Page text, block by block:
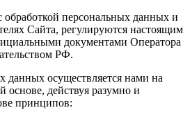
персональных данных и
Сайта, регулируются настоящим
документами Оператора
РФ.
данных осуществляется нами на
основе, действуя разумно и
принципов: